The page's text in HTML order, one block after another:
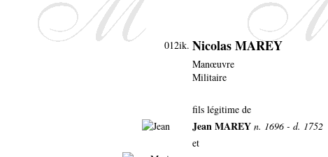
012ik. Nicolas MAREY
Manœuvre
Militaire
fils légitime de
Jean MAREY n. 1696 - d. 1752
et